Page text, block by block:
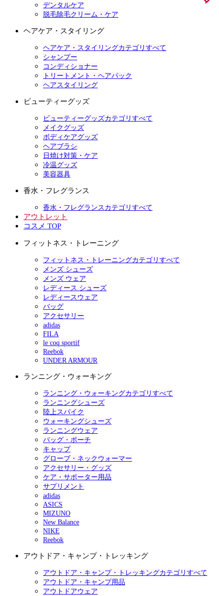
デンタルケア
脱毛除毛クリーム・ケア
ヘアケア・スタイリング
ヘアケア・スタイリングカテゴリすべて
シャンプー
コンディショナー
トリートメント・ヘアパック
ヘアスタイリング
ビューティーグッズ
ビューティーグッズカテゴリすべて
メイクグッズ
ボディケアグッズ
ヘアブラシ
日焼け対策・ケア
冷温グッズ
美容器具
香水・フレグランス
香水・フレグランスカテゴリすべて
アウトレット
コスメ TOP
フィットネス・トレーニング
フィットネス・トレーニングカテゴリすべて
メンズ シューズ
メンズ ウェア
レディース シューズ
レディースウェア
バッグ
アクセサリー
adidas
FILA
le coq sportif
Reebok
UNDER ARMOUR
ランニング・ウォーキング
ランニング・ウォーキングカテゴリすべて
ランニングシューズ
陸上スパイク
ウォーキングシューズ
ランニングウェア
バッグ・ポーチ
キャップ
グローブ・ネックウォーマー
アクセサリー・グッズ
ケア・サポーター用品
サプリメント
adidas
ASICS
MIZUNO
New Balance
NIKE
Reebok
アウトドア・キャンプ・トレッキング
アウトドア・キャンプ・トレッキングカテゴリすべて
アウトドア・キャンプ用品
アウトドアウェア